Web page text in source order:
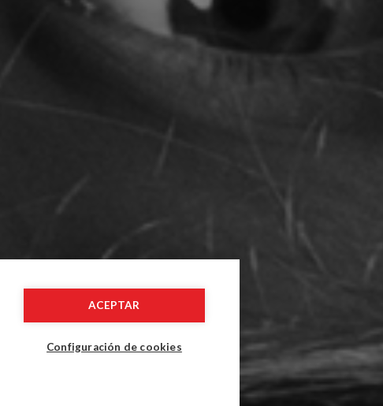
ACEPTAR
Configuración de cookies